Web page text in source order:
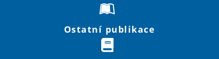
Ostatní publikace